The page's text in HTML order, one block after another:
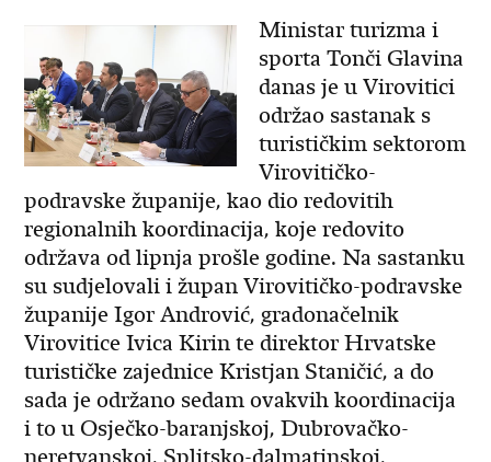
Ministar turizma i
sporta Tonči Glavina
danas je u Virovitici
održao sastanak s
turističkim sektorom
Virovitičko-
podravske županije, kao dio redovitih
regionalnih koordinacija, koje redovito
održava od lipnja prošle godine. Na sastanku
su sudjelovali i župan Virovitičko-podravske
županije Igor Andrović, gradonačelnik
Virovitice Ivica Kirin te direktor Hrvatske
turističke zajednice Kristjan Staničić, a do
sada je održano sedam ovakvih koordinacija
i to u Osječko-baranjskoj, Dubrovačko-